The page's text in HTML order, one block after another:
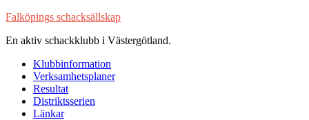
Hoppa
innehåll
Falköpings schacksällskap
En aktiv schackklubb i Västergötland.
Klubbinformation
Verksamhetsplaner
Resultat
Distriktsserien
Länkar